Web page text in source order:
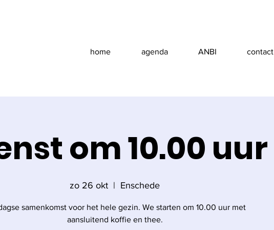
home agenda ANBI contact
om 10.00 uur
zo 26 okt
  |
Enschede
samenkomst voor het hele gezin. We starten om 10.00 uur met
aansluitend koffie en thee.